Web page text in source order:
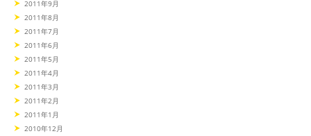
2011年9月
2011年8月
2011年7月
2011年6月
2011年5月
2011年4月
2011年3月
2011年2月
2011年1月
2010年12月